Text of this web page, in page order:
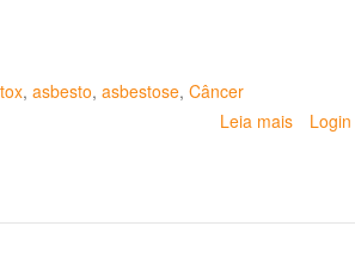
, asbesto, asbestose, Câncer
Leia mais sobre
atenção
Login